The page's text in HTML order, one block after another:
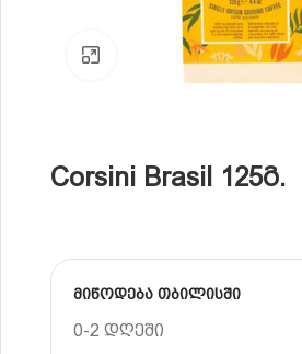
Click to enlarge
Corsini Brasil 125გ.
მიწოდება თბილისში
0-2 დღეში